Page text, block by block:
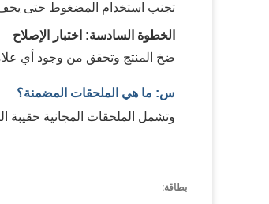
تجنب استخدام المضغوط حتى يجف
الخطوة السادسة: اختبار الإصلاح
ضخ المنتج وتحقق من وجود أي
س: ما هي الملحقات المضمنة؟
وتشمل الملحقات المجانية
بطاقة: